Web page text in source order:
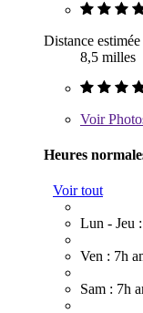
Distance estimée
8,5 milles
Voir
Heures
Voir tout
Lun - Jeu
Ven : 7h
Sam : 7h